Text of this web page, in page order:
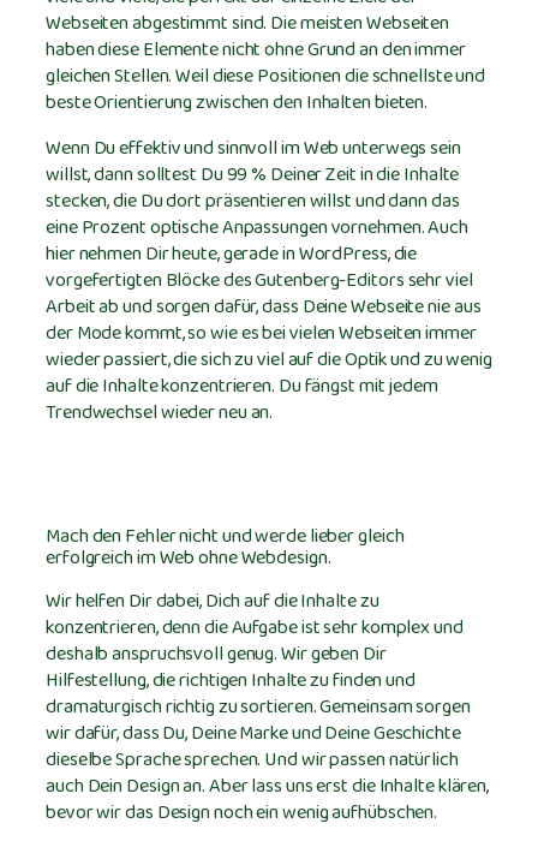
Webseiten abgestimmt sind. Die meisten Webseiten
haben diese Elemente nicht ohne Grund an den immer
gleichen Stellen. Weil diese Positionen die schnellste und
beste Orientierung zwischen den Inhalten bieten.
Wenn Du effektiv und sinnvoll im Web unterwegs sein
willst, dann solltest Du 99 % Deiner Zeit in die Inhalte
stecken, die Du dort präsentieren willst und dann das
eine Prozent optische Anpassungen vornehmen. Auch
hier nehmen Dir heute, gerade in WordPress, die
vorgefertigten Blöcke des Gutenberg-Editors sehr viel
Arbeit ab und sorgen dafür, dass Deine Webseite nie aus
der Mode kommt, so wie es bei vielen Webseiten immer
wieder passiert, die sich zu viel auf die Optik und zu wenig
auf die Inhalte konzentrieren. Du fängst mit jedem
Trendwechsel wieder neu an.
Mach den Fehler nicht und werde lieber gleich
erfolgreich im Web ohne Webdesign.
Wir helfen Dir dabei, Dich auf die Inhalte zu
konzentrieren, denn die Aufgabe ist sehr komplex und
deshalb anspruchsvoll genug. Wir geben Dir
Hilfestellung, die richtigen Inhalte zu finden und
dramaturgisch richtig zu sortieren. Gemeinsam sorgen
wir dafür, dass Du, Deine Marke und Deine Geschichte
dieselbe Sprache sprechen. Und wir passen natürlich
auch Dein Design an. Aber lass uns erst die Inhalte klären,
bevor wir das Design noch ein wenig aufhübschen.